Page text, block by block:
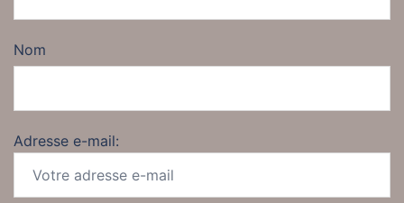
Nom
Adresse e-mail: